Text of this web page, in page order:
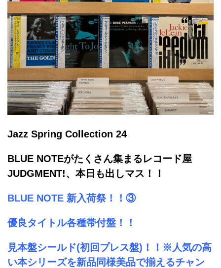
Jazz Spring Collection 24
BLUE NOTEがたくさん集まるレコード屋
JUDGMENT!、 本日も出しマス！！
BLUE NOTE 新入荷祭！！③
優良タイトル各種帯付盤！！
見本盤シールド(初回プレス盤)！！※ 人気の高
い本シリーズを新品同様美品で揃えるチャン